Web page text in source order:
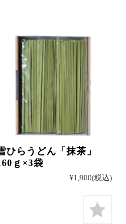
ひらうどん「抹茶」
ｇ×3袋
¥1,900(税込)